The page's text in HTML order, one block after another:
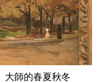
大師的春夏秋冬